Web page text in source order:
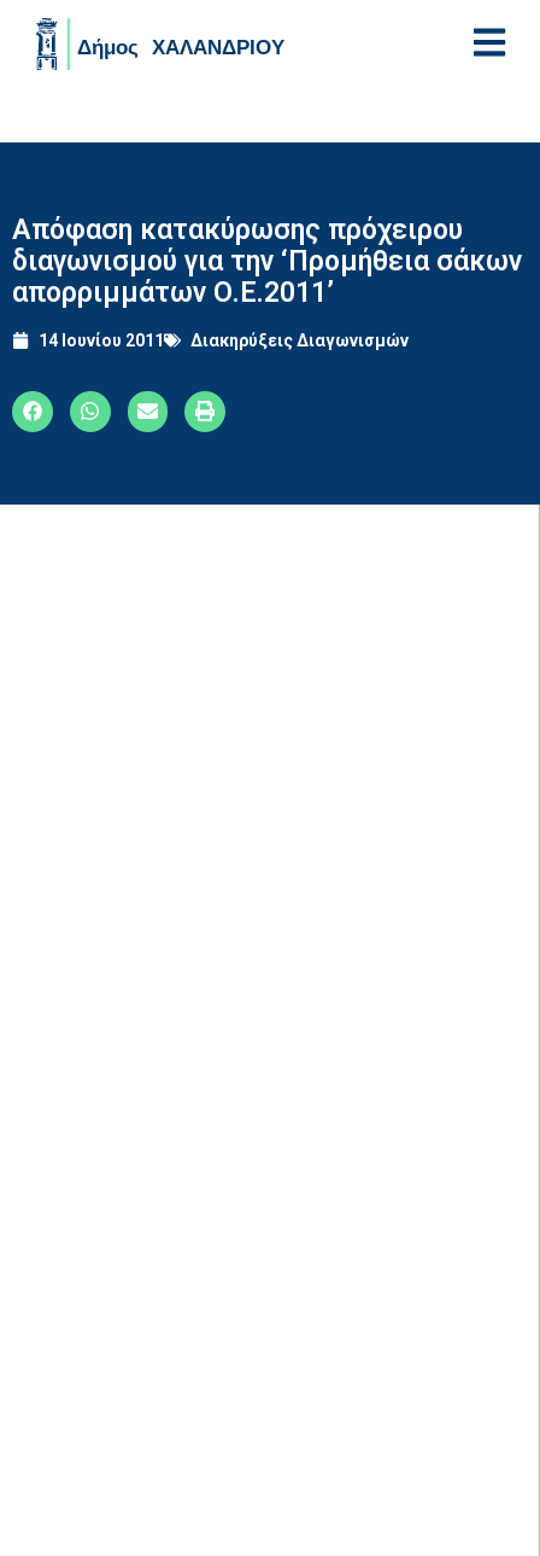
Απόφαση κατακύρωσης πρόχειρου
διαγωνισμού για την ‘Προμήθεια σάκων
απορριμμάτων Ο.Ε.2011’
14 Ιουνίου 2011 Διακηρύξεις Διαγωνισμών